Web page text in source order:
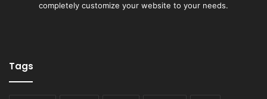
completely customize your website to your needs.
Tags